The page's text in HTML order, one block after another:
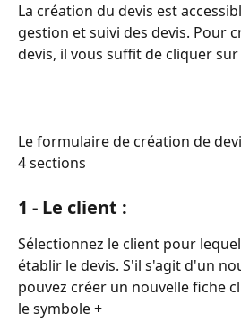
La création du devis est
gestion et suivi des devis. Pour
devis, il vous suffit de cliquer
Le formulaire de création de
4 sections
1 - Le client :
Sélectionnez le client pour
établir le devis. S'il s'agit d'un
pouvez créer un nouvelle fiche
le symbole +